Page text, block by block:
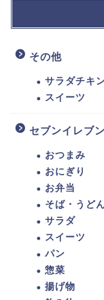
その他
サラダチキ
スイーツ
セブンイレブン
おつまみ
おにぎり
お弁当
そば・うど
サラダ
スイーツ
パン
惣菜
揚げ物